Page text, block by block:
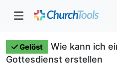
Gelöst
Wie kann ich
Gottesdienst erstellen